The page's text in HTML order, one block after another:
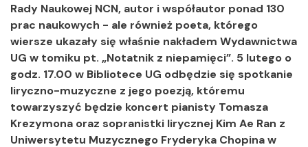
Rady Naukowej NCN, autor i współautor ponad 130
prac naukowych - ale również poeta, którego
wiersze ukazały się właśnie nakładem Wydawnictwa
UG w tomiku pt. „Notatnik z niepamięci”. 5 lutego o
godz. 17.00 w Bibliotece UG odbędzie się spotkanie
liryczno-muzyczne z jego poezją, któremu
towarzyszyć będzie koncert pianisty Tomasza
Krezymona oraz sopranistki lirycznej Kim Ae Ran z
Uniwersytetu Muzycznego Fryderyka Chopina w